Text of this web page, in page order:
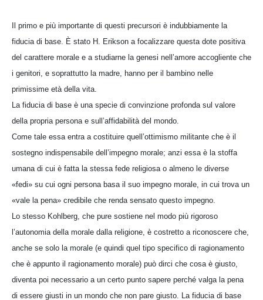
Il primo e più importante di questi precursori è indubbiamente la
fiducia di base. È stato H. Erikson a focalizzare questa dote positiva
del carattere morale e a studiarne la genesi nell’amore accogliente che
i genitori, e soprattutto la madre, hanno per il bambino nelle
primissime età della vita.
La fiducia di base è una specie di convinzione profonda sul valore
della propria persona e sull’affidabilità del mondo.
Come tale essa entra a costituire quell’ottimismo militante che è il
sostegno indispensabile dell’impegno morale; anzi essa è la stoffa
umana di cui è fatta la stessa fede religiosa o almeno le diverse
«fedi» su cui ogni persona basa il suo impegno morale, in cui trova un
«vale la pena» credibile che renda sensato questo impegno.
Lo stesso Kohlberg, che pure sostiene nel modo più rigoroso
l’autonomia della morale dalla religione, è costretto a riconoscere che,
anche se solo la morale (e quindi quel tipo specifico di ragionamento
che è appunto il ragionamento morale) può dirci che cosa è giusto,
diventa poi necessario a un certo punto sapere perché valga la pena
di essere giusti in un mondo che non pare giusto. La fiducia di base